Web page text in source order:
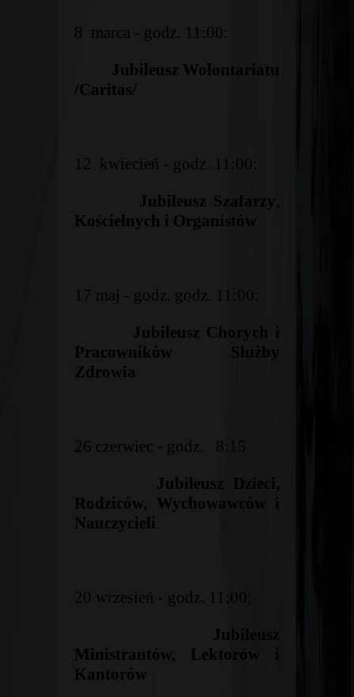
8 marca - godz. 11:00:
Jubileusz Wolontariatu
/Caritas/
12 kwiecień - godz. 11:00:
Jubileusz Szafarzy
Kościelnych i Organistów
17 maj - godz. godz. 11:00:
Jubileusz Chorych i
Pracowników Służby
Zdrowia
26 czerwiec - godz. 8:15
Jubileusz Dzieci,
Rodziców, Wychowawców i
Nauczycieli
20 wrzesień - godz. 11:00:
Jubileusz
Ministrantów, Lektorów i
Kantorów